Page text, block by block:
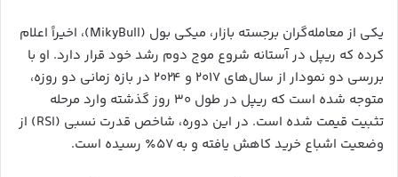
یکی از معامله‌گران برجسته بازار، میکی بول (MikyBull)، اخیراً اعلام
کرده که ریپل در آستانه شروع موج دوم رشد خود قرار دارد. او با
بررسی دو نمودار از سال‌های ۲۰۱۷ و ۲۰۲۴ در بازه زمانی دو روزه،
متوجه شده است که ریپل در طول ۳۰ روز گذشته وارد مرحله
تثبیت قیمت شده است. در این دوره، شاخص قدرت نسبی (RSI) از
وضعیت اشباع خرید کاهش یافته و به ۵۷٪ رسیده است.